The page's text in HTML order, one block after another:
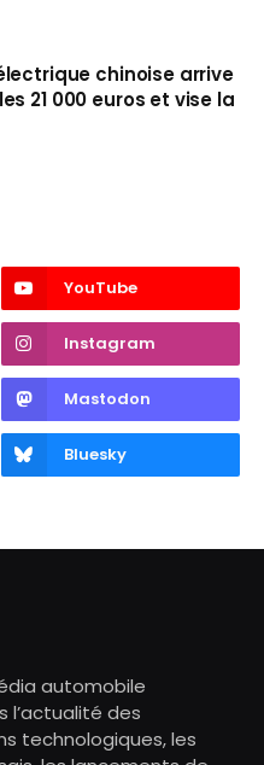
chinoise arrive
21 000 euros et vise la
YouTube
Instagram
Mastodon
Bluesky
automobile
l’actualité des
technologiques, les